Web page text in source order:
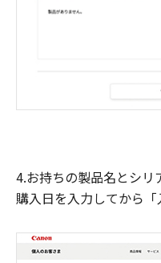
4.お持ちの製品名とシリ
購入日を入力してから